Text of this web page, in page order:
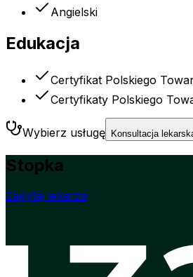
Angielski
Edukacja
Certyfikat Polskiego
Certyfikaty Polskiego
Wybierz usługę Konsultacja
Stopka
Zapytaj lekarza